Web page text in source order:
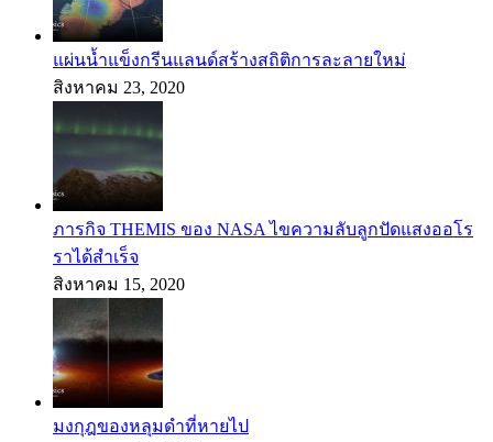
แผ่นน้ำแข็งกรีนแลนด์สร้างสถิติการละลายใหม่
สิงหาคม 23, 2020
ภารกิจ THEMIS ของ NASA ไขความลับลูกปัดแสงออโร
ราได้สำเร็จ
สิงหาคม 15, 2020
มงกุฎของหลุมดำที่หายไป